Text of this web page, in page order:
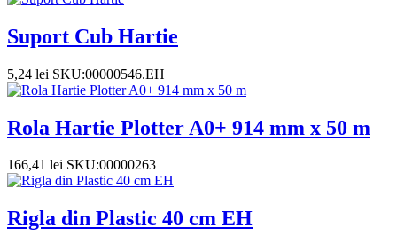
Suport Cub Hartie
5,24 lei SKU:00000546.EH
Rola Hartie Plotter A0+ 914 mm x 50 m
166,41 lei SKU:00000263
Rigla din Plastic 40 cm EH